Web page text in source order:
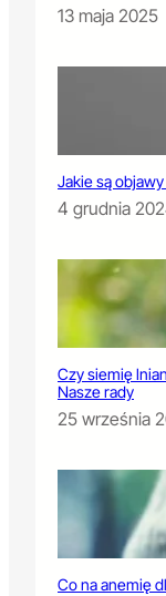
13 maja 2025
Jakie są
4 grudnia
Czy siemię
Nasze rady
25 września
Co na anemię